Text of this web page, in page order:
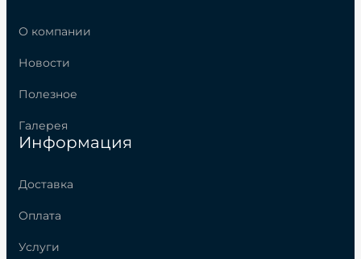
О компании
Новости
Полезное
Галерея
Информация
Доставка
Оплата
Услуги